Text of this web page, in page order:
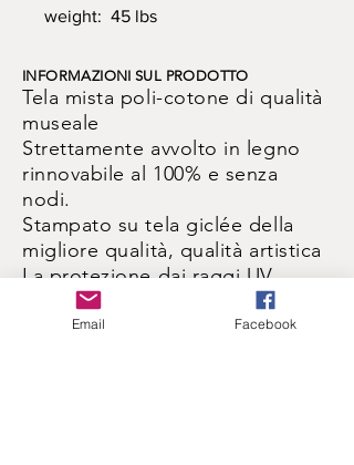
weight: 45 lbs
INFORMAZIONI SUL PRODOTTO
Tela mista poli-cotone di qualità
museale
Strettamente avvolto in legno
rinnovabile al 100% e senza
nodi.
Stampato su tela giclée della
migliore qualità, qualità artistica
La protezione dai raggi UV
previene lo sbiadimento e le
screpolature
Email Facebook